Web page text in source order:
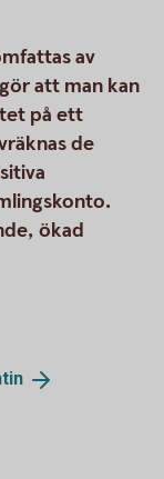
av
att man kan
på ett
de
ökad